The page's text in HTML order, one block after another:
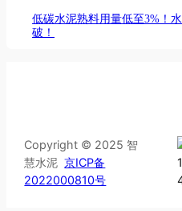
低碳水泥熟料用量低至3%！
破！
Copyright © 2025 智
慧水泥京ICP备
2022000810号